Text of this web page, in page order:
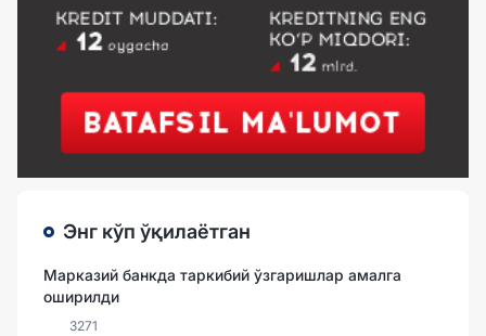
Энг кўп ўқилаётган
Марказий банкда таркибий ўзгаришлар амалга
оширилди
3271